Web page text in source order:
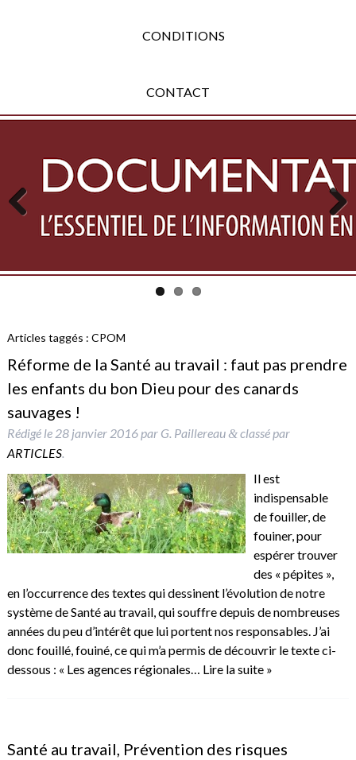
CONDITIONS
CONTACT
Previous Next
Articles taggés : CPOM
Réforme de la Santé au travail : faut pas prendre
les enfants du bon Dieu pour des canards
sauvages !
Rédigé le 28 janvier 2016par G. Paillereau &classé par
ARTICLES.
Il est
indispensable
de fouiller, de
fouiner, pour
espérer trouver
des « pépites »,
en l’occurrence des textes qui dessinent l’évolution de notre
système de Santé au travail, qui souffre depuis de nombreuses
années du peu d’intérêt que lui portent nos responsables. J’ai
donc fouillé, fouiné, ce qui m’a permis de découvrir le texte ci-
dessous : « Les agences régionales… Lire la suite »
Santé au travail, Prévention des risques